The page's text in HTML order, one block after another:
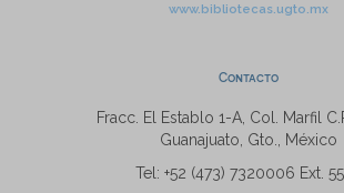
www.bibliotecas.ugto.mx
Contacto
Fracc. El Establo 1-A, Col. Marfil
Guanajuato, Gto., México
Tel: +52 (473) 7320006 Ext.